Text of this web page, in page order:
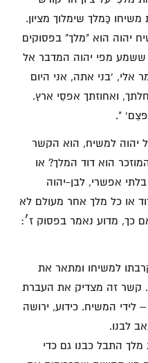
כַּמלך שימלוך מציון.
יהוה הוא "מלך" בפסוקים
מפי יהוה המדבר אל
אלי, 'בני אתה, אני היום
ואחוזתך אפסֵי ארץ.
".
יהוה למשיח, הוא הקשר
הוא דוד המלך? או
אפשרי, לבן-יהוה
או כל מלך אחר מעולם לא
כך, מדוע נאמר בפסוק ז׳:
למשיחו ומתאר את
קשר זה מצדיק את העברת
המשיח. כידוע, ירושה
לבנו.
התבל כבנו גם כדי